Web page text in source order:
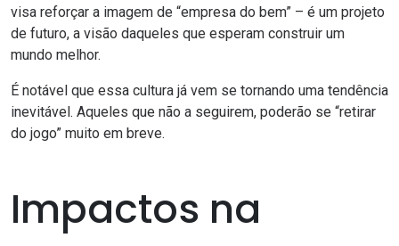
visa reforçar a imagem de “empresa do bem” – é um projeto
de futuro, a visão daqueles que esperam construir um
mundo melhor.
É notável que essa cultura já vem se tornando uma tendência
inevitável. Aqueles que não a seguirem, poderão se “retirar
do jogo” muito em breve.
Impactos na